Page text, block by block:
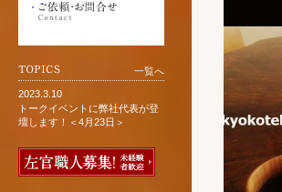
一覧へ
2023.3.10
トークイベントに弊社代表が登
壇します！＜4月23日＞